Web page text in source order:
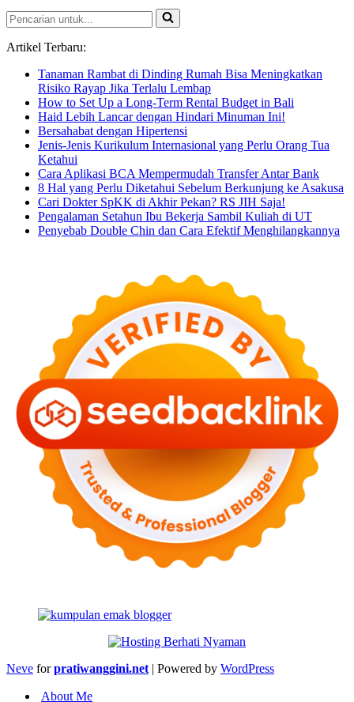
Pencarian
untuk...
Artikel Terbaru:
Tanaman Rambat di Dinding Rumah Bisa Meningkatkan
Risiko Rayap Jika Terlalu Lembap
How to Set Up a Long-Term Rental Budget in Bali
Haid Lebih Lancar dengan Hindari Minuman Ini!
Bersahabat dengan Hipertensi
Jenis-Jenis Kurikulum Internasional yang Perlu Orang Tua
Ketahui
Cara Aplikasi BCA Mempermudah Transfer Antar Bank
8 Hal yang Perlu Diketahui Sebelum Berkunjung ke Asakusa
Cari Dokter SpKK di Akhir Pekan? RS JIH Saja!
Pengalaman Setahun Ibu Bekerja Sambil Kuliah di UT
Penyebab Double Chin dan Cara Efektif Menghilangkannya
Neve forpratiwanggini.net | Powered by WordPress
About Me